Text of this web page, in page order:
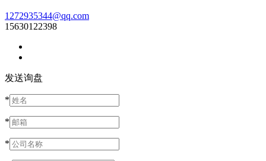
1272935344@qq.com
15630122398
发送询盘
*
*
*